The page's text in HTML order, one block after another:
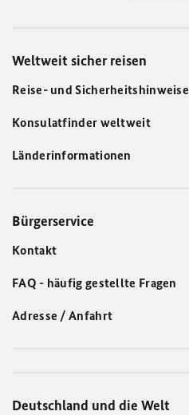
Weltweit sicher reisen
Reise- und Sicherheitshinweise
Konsulatfinder weltweit
Länderinformationen
Bürgerservice
Kontakt
FAQ - häufig gestellte Fragen
Adresse / Anfahrt
Deutschland und die Welt